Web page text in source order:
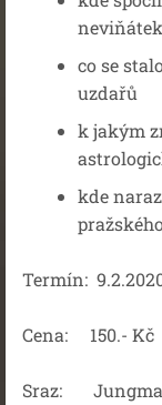
neviňátek
co se
uzdařů
k jakým
kde
Termín:
Cena: 150.- Kč
Sraz: